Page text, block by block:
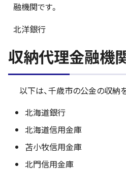
融機関です。
北洋銀行
収納代理金融機
以下は、千歳市の公金の収納
北海道銀行
北海道信用金庫
苫小牧信用金庫
北門信用金庫